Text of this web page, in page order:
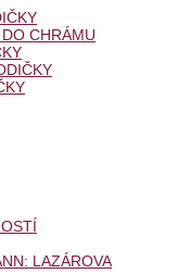
CHRÁMU
LAZÁROVA